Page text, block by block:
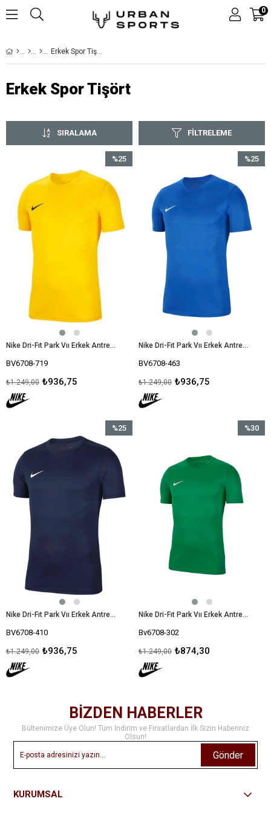
0
Erkek Spor Tişört
Erkek Spor Tişört
FILTRELEME
SIRALAMA
Nike Dri-Fıt Park Vıı Erkek Antrenman Tişörtü Bv6708-719
BV6708-719
₺936,75
₺1.249,00
%25
%25İndirim
Nike Dri-Fıt Park Vıı Erkek Antrenman Tişörtü Bv6708-463
BV6708-463
₺936,75
₺1.249,00
%25
Nike Dri-Fıt Park Vıı Erkek Antrenman Tişörtü Bv6708-410
BV6708-410
₺936,75
₺1.249,00
%25
%25İndirim
Nike Dri-Fıt Park Vıı Erkek Antrenman Tişörtü Bv6708-302
Bv6708-302
₺874,30
₺1.249,00
%30
BİZDEN HABERLER
Bültenimize Üye Olun! Tüm İndirim ve Fırsatlardan İlk Sizin Haberiniz
Olsun!
Gönder
KURUMSAL